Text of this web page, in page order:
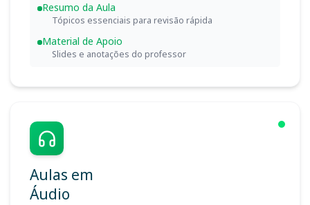
Resumo da Aula
Tópicos essenciais para revisão rápida
Material de Apoio
Slides e anotações do professor
Aulas em
Áudio